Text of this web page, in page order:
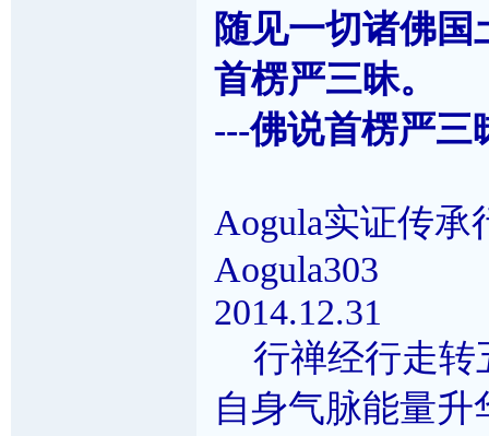
随见一切诸佛
首楞严三昧。
---佛说首楞严三
Aogula实证传承
Aogula303
2014.12.31
行禅经行走转
自身气脉能量